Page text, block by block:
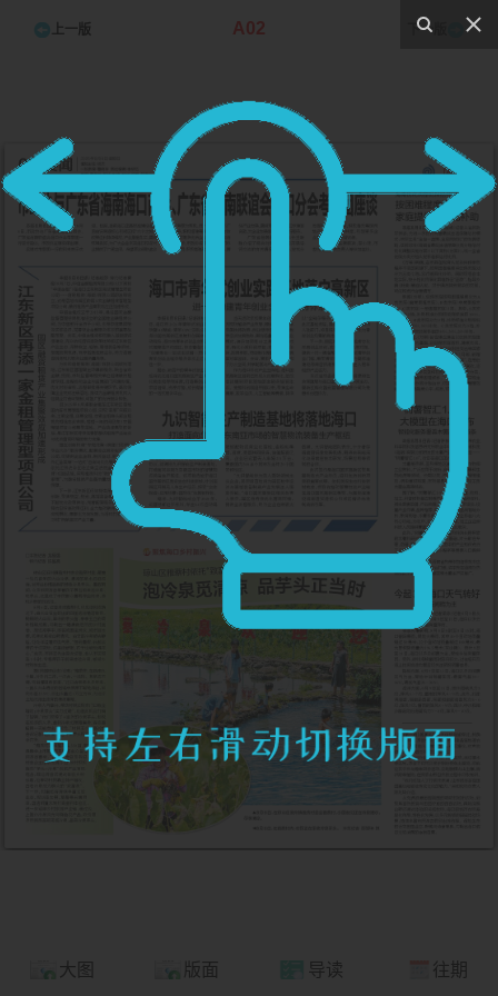
上一版 A02 下一版
大图 版面 导读 往期